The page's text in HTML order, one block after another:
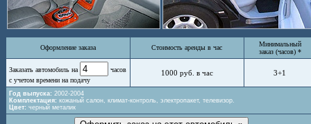
Оформление заказа Стоимость аренды в час
Минимальный
заказ (часов) *
Заказать автомобиль на
часов
с учетом времени на подачу
1000 руб. в час 3+1
Год выпуска: 2002-2004
Комплектация: кожаный салон, климат-контроль, электропакет, телевизор.
Цвет: черный металик